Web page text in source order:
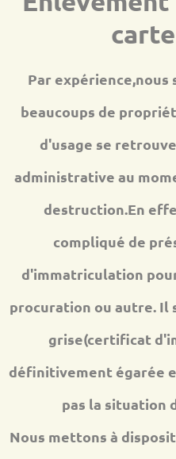
Par expérience,nous
beaucoups de
d'usage se
administrative au
destruction.En
compliqué de
d'immatriculation
procuration ou autre. Il
grise(certificat
définitivement égarée
pas la situation
Nous mettons à